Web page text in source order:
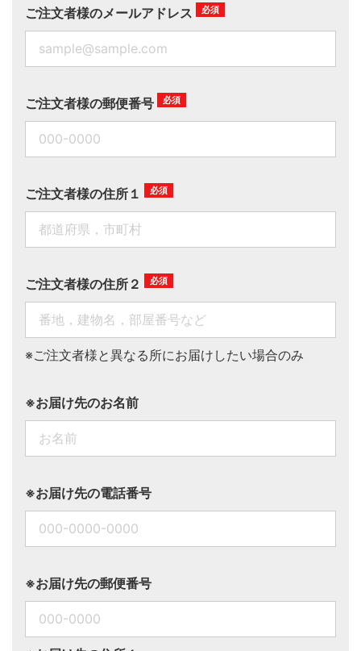
ご注文者様のメールアドレス
ご注文者様の郵便番号
ご注文者様の住所１
ご注文者様の住所２
※ご注文者様と異なる所にお届けしたい場合のみ
※お届け先のお名前
※お届け先の電話番号
※お届け先の郵便番号